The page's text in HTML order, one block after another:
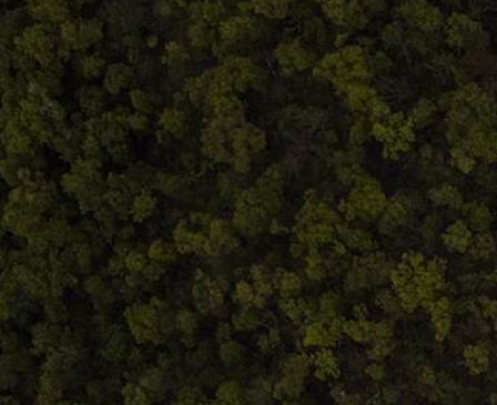
ANPC
Home Despre noi Produse
Contact
Termeni și condiții
S.C. Atelierul de istorie SRL
J12/419/2016
CIF 35566674
RO48ROIN4021ZZ6H9WDUW2T2 Salt Bank